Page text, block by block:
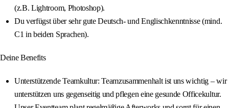
(z.B. Lightroom, Photoshop).
Du verfügst über sehr gute Deutsch- und Englischkenntnisse (mind.
C1 in beiden Sprachen).
Deine Benefits
Unterstützende Teamkultur: Teamzusammenhalt ist uns wichtig – wir
unterstützen uns gegenseitig und pflegen eine gesunde Officekultur.